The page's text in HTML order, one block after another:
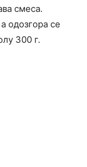
смеса.
одозгора се
300 г.